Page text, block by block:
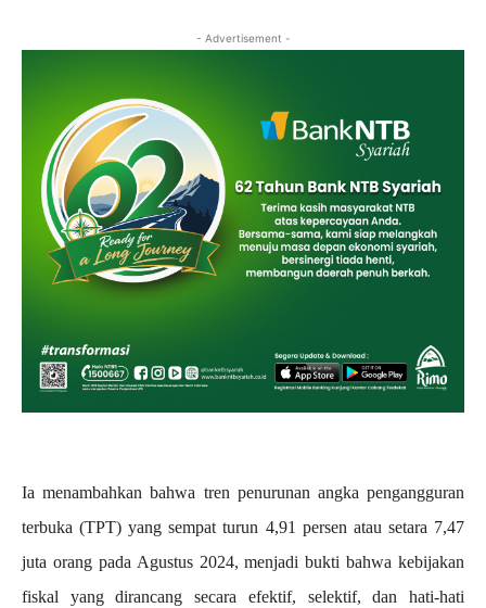
- Advertisement -
Ia menambahkan bahwa tren penurunan angka pengangguran
terbuka (TPT) yang sempat turun 4,91 persen atau setara 7,47
juta orang pada Agustus 2024, menjadi bukti bahwa kebijakan
fiskal yang dirancang secara efektif, selektif, dan hati-hati